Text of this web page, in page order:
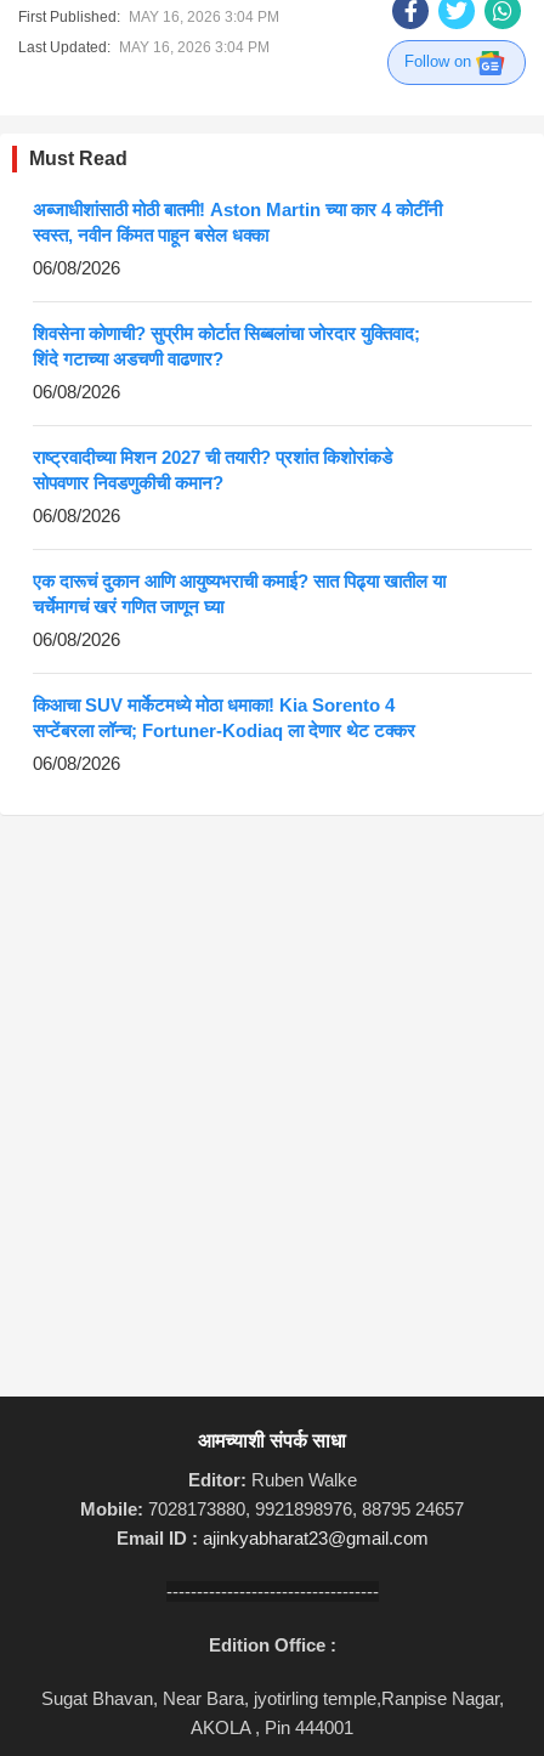
First Published: MAY 16, 2026 3:04 PM
Last Updated: MAY 16, 2026 3:04 PM
Follow on
Must Read
अब्जाधीशांसाठी मोठी बातमी! Aston Martin च्या कार 4 कोटींनी
स्वस्त, नवीन किंमत पाहून बसेल धक्का
06/08/2026
शिवसेना कोणाची? सुप्रीम कोर्टात सिब्बलांचा जोरदार युक्तिवाद;
शिंदे गटाच्या अडचणी वाढणार?
06/08/2026
राष्ट्रवादीच्या मिशन 2027 ची तयारी? प्रशांत किशोरांकडे
सोपवणार निवडणुकीची कमान?
06/08/2026
एक दारूचं दुकान आणि आयुष्यभराची कमाई? सात पिढ्या खातील या
चर्चेमागचं खरं गणित जाणून घ्या
06/08/2026
किआचा SUV मार्केटमध्ये मोठा धमाका! Kia Sorento 4
सप्टेंबरला लॉन्च; Fortuner-Kodiaq ला देणार थेट टक्कर
06/08/2026
आमच्याशी संपर्क साधा
Editor: Ruben Walke
Mobile: 7028173880, 9921898976, 88795 24657
Email ID : ajinkyabharat23@gmail.com
-----------------------------------
Edition Office :
Sugat Bhavan, Near Bara, jyotirling temple,Ranpise Nagar,
AKOLA , Pin 444001